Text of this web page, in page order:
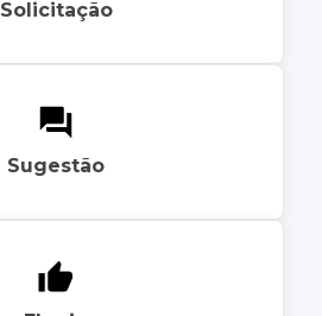
Solicitação
Sugestão